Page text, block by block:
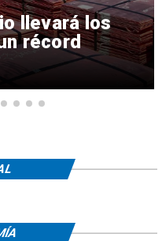
llevará los
récord